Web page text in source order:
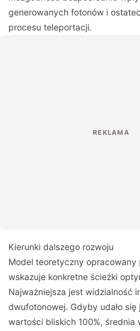
generowanych fotonów i
procesu teleportacji.
Kierunki dalszego rozwoju
Model teoretyczny opracowany
wskazuje konkretne ścieżki
Najważniejsza jest widzialność
dwufotonowej. Gdyby udało
wartości bliskich 100%, średnia